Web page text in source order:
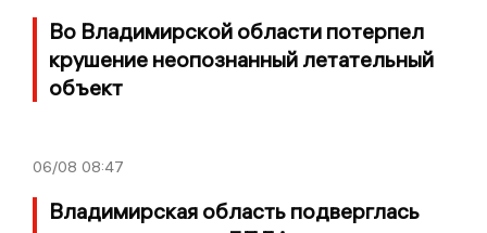
Во Владимирской области потерпел
крушение неопознанный летательный
объект
06/08 08:47
Владимирская область подверглась